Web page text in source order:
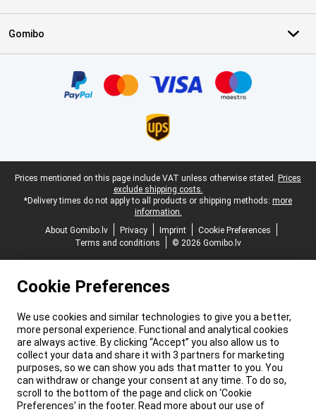
Gomibo
Legal footer
Prices mentioned on this page include VAT unless otherwise stated. Prices
exclude shipping costs.
*Delivery times do not apply to all products or shipping methods: more
information.
About Gomibo.lv
Privacy Imprint
Cookie Preferences
Terms and conditions
© 2026 Gomibo.lv
Cookie Preferences
We use cookies and similar technologies to give you a better,
more personal experience. Functional and analytical cookies
are always active. By clicking “Accept” you also allow us to
collect your data and share it with 3 partners for marketing
purposes, so we can show you ads that matter to you. You
can withdraw or change your consent at any time. To do so,
scroll to the bottom of the page and click on ‘Cookie
Preferences’ in the footer. Read more about our use of